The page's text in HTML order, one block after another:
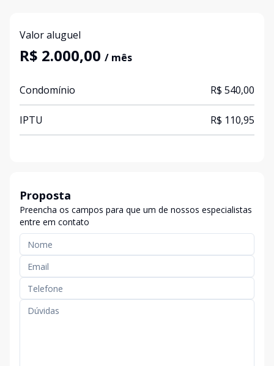
Valor aluguel
R$ 2.000,00 / mês
Condomínio R$ 540,00
IPTU R$ 110,95
Proposta
Preencha os campos para que um de nossos especialistas
entre em contato